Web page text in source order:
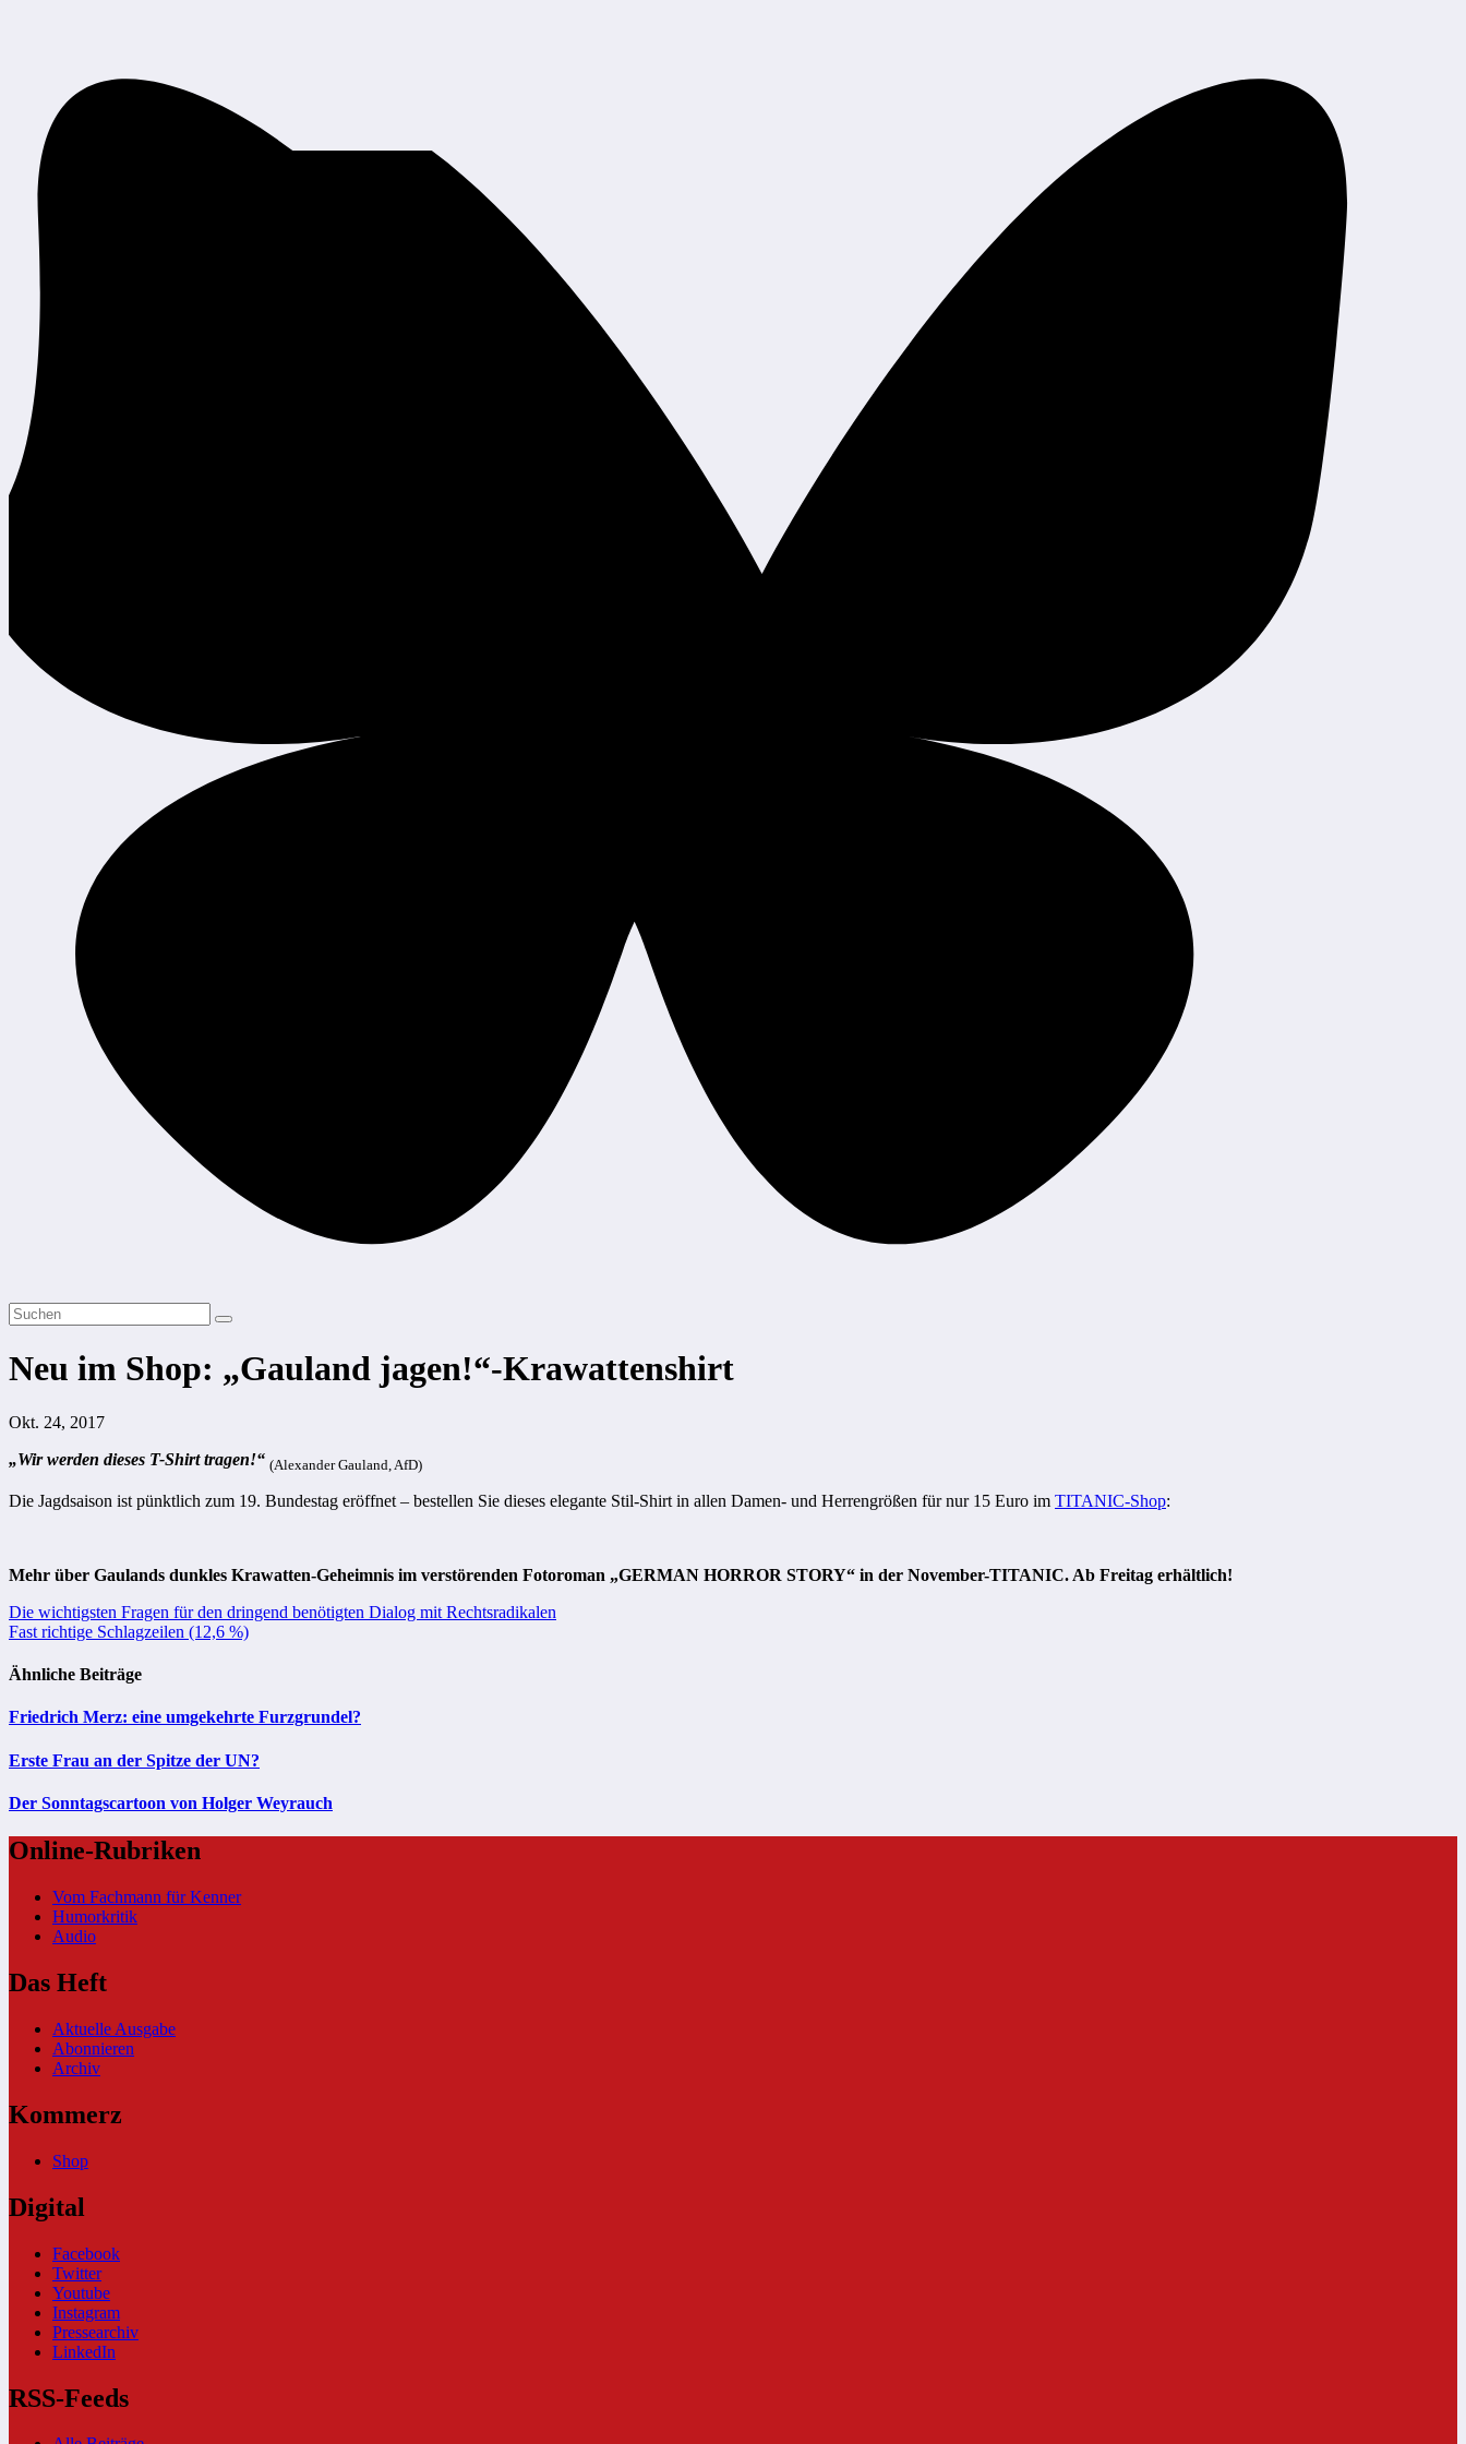
Neu im Shop: „Gauland jagen!“-Krawattenshirt
Okt. 24, 2017
„Wir werden dieses T-Shirt tragen!“ (Alexander Gauland, AfD)
Die Jagdsaison ist pünktlich zum 19. Bundestag eröffnet – bestellen Sie dieses elegante Stil-Shirt in allen Damen- und Herrengrößen für nur 15 Euro im TITANIC-Shop:
Mehr über Gaulands dunkles Krawatten-Geheimnis im verstörenden Fotoroman „GERMAN HORROR STORY“ in der November-TITANIC. Ab Freitag erhältlich!
Beitragsnavigation
Die wichtigsten Fragen für den dringend benötigten Dialog mit Rechtsradikalen
Fast richtige Schlagzeilen (12,6 %)
Ähnliche Beiträge
Friedrich Merz: eine umgekehrte Furzgrundel?
Erste Frau an der Spitze der UN?
Der Sonntagscartoon von Holger Weyrauch
Online-Rubriken
Vom Fachmann für Kenner
Humorkritik
Audio
Das Heft
Aktuelle Ausgabe
Abonnieren
Archiv
Kommerz
Shop
Digital
Facebook
Twitter
Youtube
Instagram
Pressearchiv
LinkedIn
RSS-Feeds